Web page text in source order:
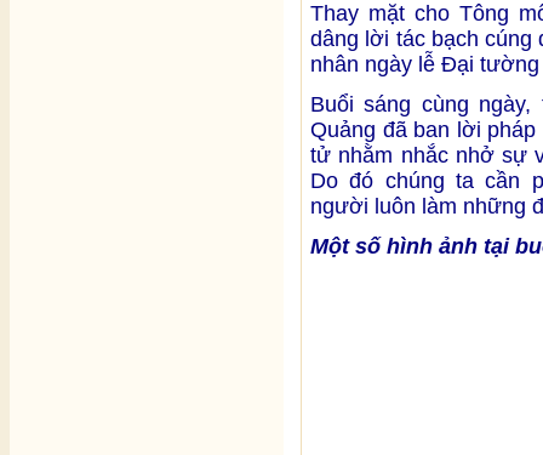
Thay mặt cho Tông
dâng lời tác bạch cúng
nhân ngày lễ Đại
Buổi sáng cùng
Quảng đã ban lời
tử nhằm nhắc nhở sự
Do đó chúng ta cần
người luôn làm những
Một số hình ảnh tại